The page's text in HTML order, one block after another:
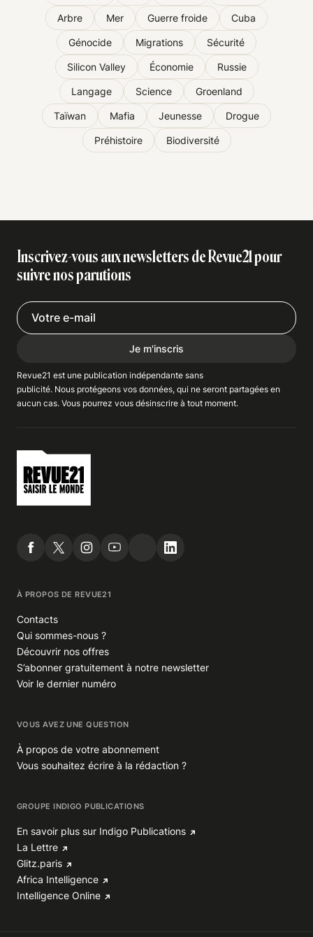
Arbre Mer Guerre froide Cuba
Génocide Migrations Sécurité
Silicon Valley Économie Russie
Langage Science Groenland
Taïwan Mafia Jeunesse Drogue
Préhistoire Biodiversité
Inscrivez-vous aux newsletters de Revue21 pour
suivre nos parutions
Je m'inscris
Revue21 est une publication indépendante sans
publicité. Nous protégeons vos données, qui ne seront partagées en
aucun cas. Vous pourrez vous désinscrire à tout moment.
À PROPOS DE REVUE21
Contacts
Qui sommes-nous ?
Découvrir nos offres
S’abonner gratuitement à notre newsletter
Voir le dernier numéro
VOUS AVEZ UNE QUESTION
À propos de votre abonnement
Vous souhaitez écrire à la rédaction ?
GROUPE INDIGO PUBLICATIONS
En savoir plus sur Indigo Publications
La Lettre
Glitz.paris
Africa Intelligence
Intelligence Online